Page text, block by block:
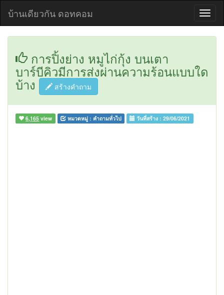
บ้านเดียวกัน ดอทคอม
การปิ้งย่าง หมูไก่กุ้ง บนเตา
บาร์บีคิวมีการส่งผ่านความร้อนแบบใด
บ้าง สร้างคำถาม
6,165 view หมวดหมู่ : คำถามทั่วไป วันที่สร้าง :29/06/2021